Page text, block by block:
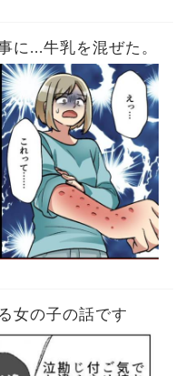
に...牛乳を混ぜた。
女の子の話です